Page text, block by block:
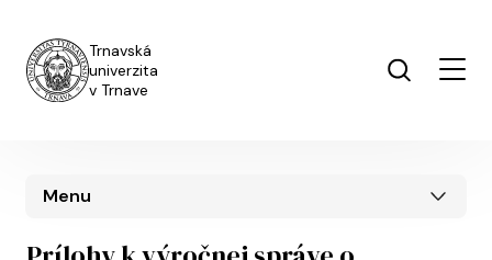
Trnavská
univerzita
v Trnave
Menu